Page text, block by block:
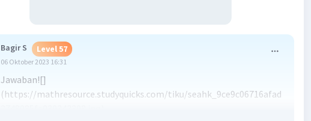
Bagir S Level 57
06 Oktober 2023 16:31
Jawaban![]
(https://mathresource.studyquicks.com/tiku/seahk_9ce9c06716afad